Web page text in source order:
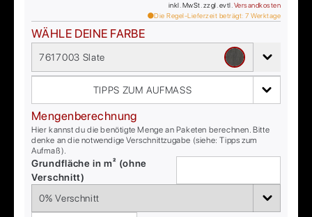
inkl. MwSt. zzgl. evtl. Versandkosten
Die Regel-Lieferzeit beträgt: 7 Werktage
WÄHLE DEINE FARBE
7617003 Slate
TIPPS ZUM AUFMASS
Mengenberechnung
Hier kannst du die benötigte Menge an Paketen berechnen. Bitte
denke an die notwendige Verschnittzugabe (siehe: Tipps zum
Aufmaß).
Grundfläche in m² (ohne
Verschnitt)